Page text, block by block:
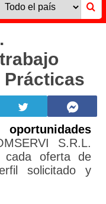
Prácticas
oportunidades
S.R.L.
oferta de
solicitado y